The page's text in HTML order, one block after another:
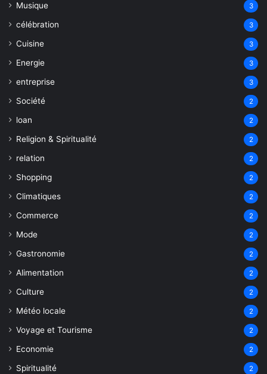
Musique 3
célébration 3
Cuisine 3
Energie 3
entreprise 3
Société 2
loan 2
Religion & Spiritualité 2
relation 2
Shopping 2
Climatiques 2
Commerce 2
Mode 2
Gastronomie 2
Alimentation 2
Culture 2
Météo locale 2
Voyage et Tourisme 2
Economie 2
Spiritualité 2